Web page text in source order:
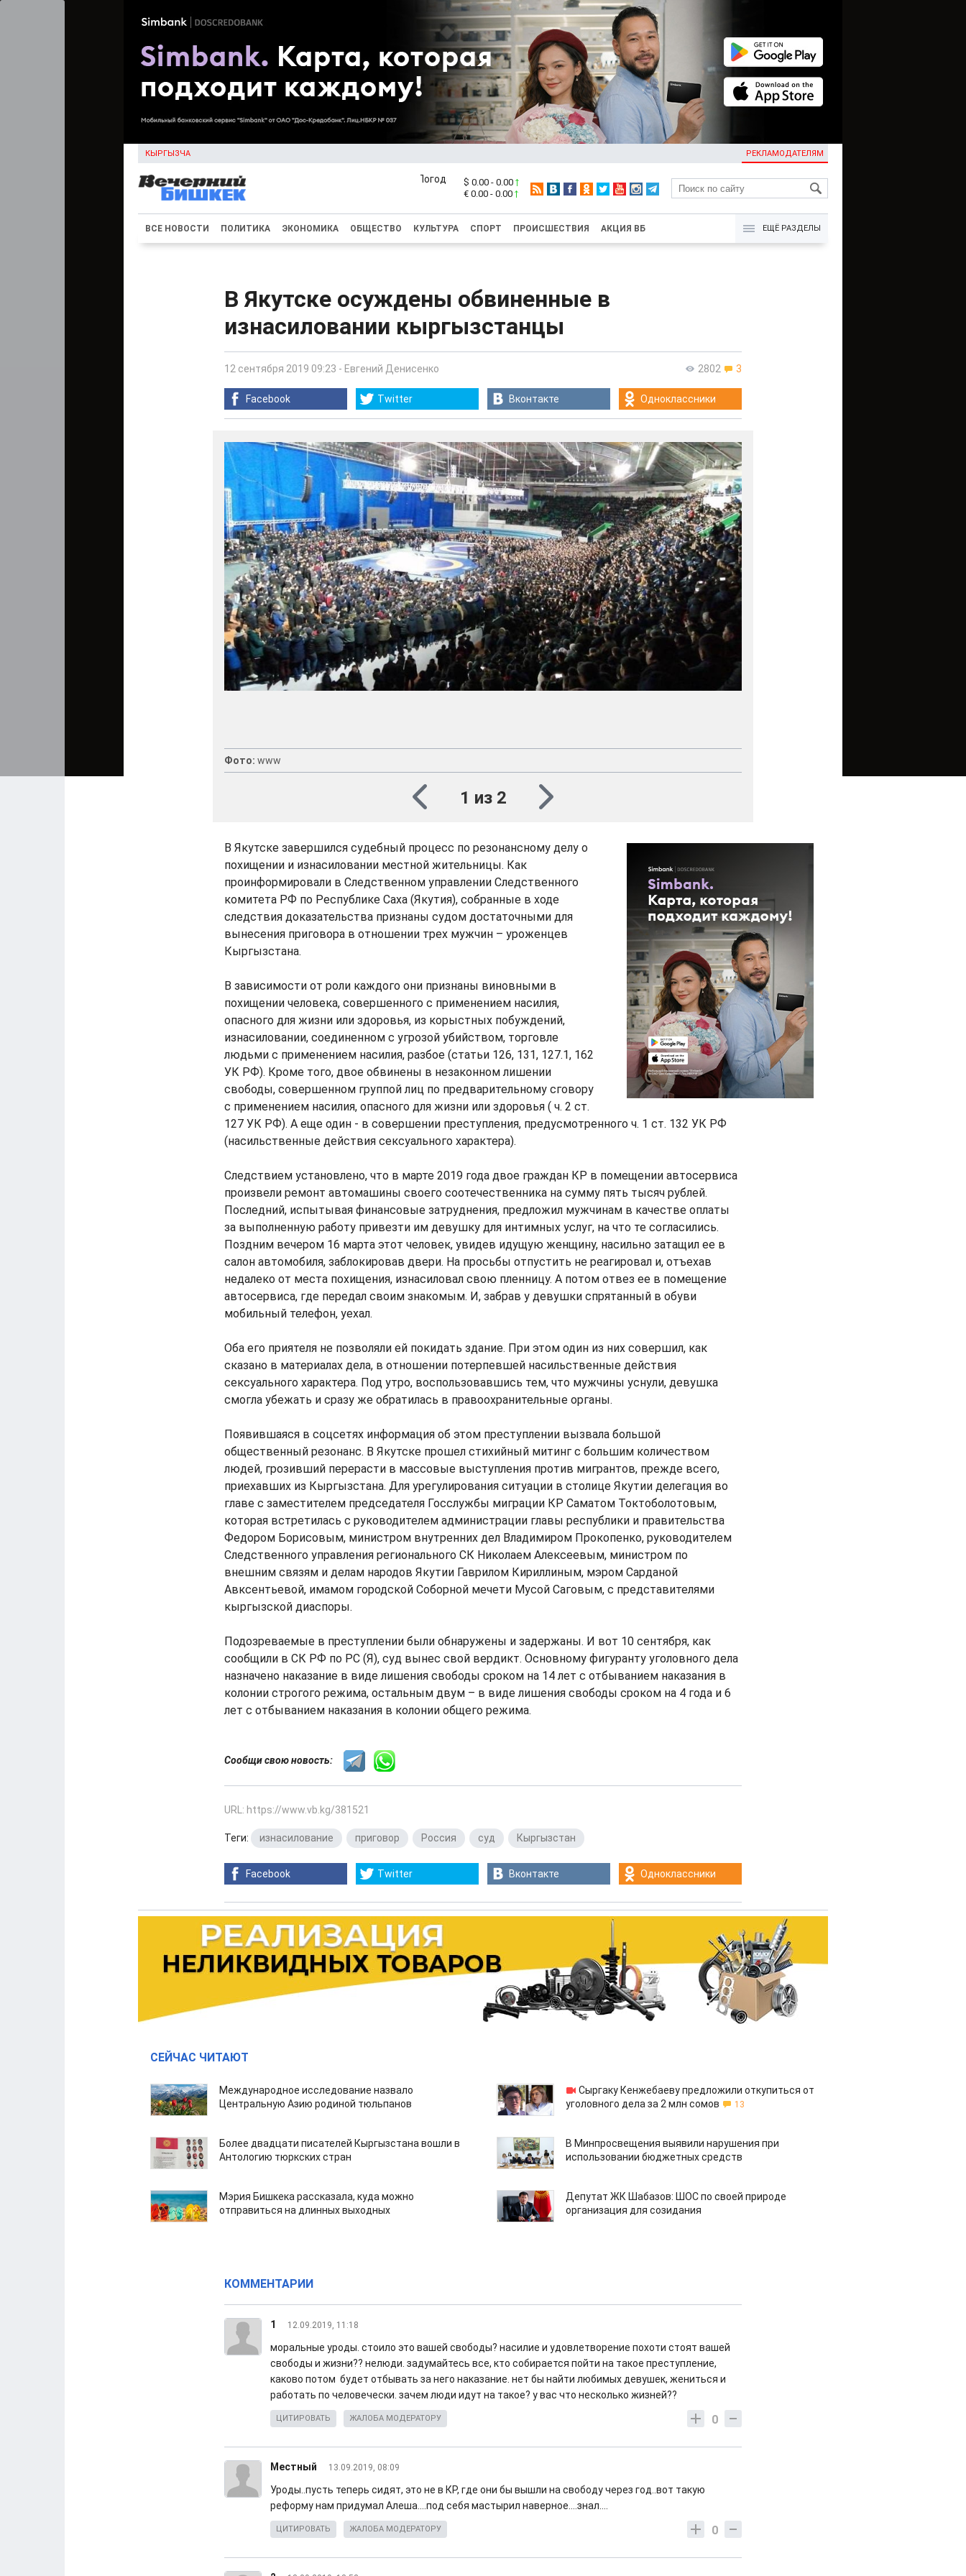
КЫРГЫЗЧА РЕКЛАМОДАТЕЛЯМ
KG
$ 0.00 - 0.00
€ 0.00 - 0.00
ВСЕ НОВОСТИ ПОЛИТИКА ЭКОНОМИКА ОБЩЕСТВО КУЛЬТУРА СПОРТ ПРОИСШЕСТВИЯ АКЦИЯ ВБ ЕЩЁ РАЗДЕЛЫ
В Якутске осуждены обвиненные в
изнасиловании кыргызстанцы
2802 3
12 сентября 2019 09:23 - Евгений Денисенко
Facebook Twitter Вконтакте Одноклассники
Фото: www
1 из 2
В Якутске завершился судебный процесс по резонансному делу о
похищении и изнасиловании местной жительницы. Как
проинформировали в Следственном управлении Следственного
комитета РФ по Республике Саха (Якутия), собранные в ходе
следствия доказательства признаны судом достаточными для
вынесения приговора в отношении трех мужчин – уроженцев
Кыргызстана.
В зависимости от роли каждого они признаны виновными в
похищении человека, совершенного с применением насилия,
опасного для жизни или здоровья, из корыстных побуждений,
изнасиловании, соединенном с угрозой убийством, торговле
людьми с применением насилия, разбое (статьи 126, 131, 127.1, 162
УК РФ). Кроме того, двое обвинены в незаконном лишении
свободы, совершенном группой лиц по предварительному сговору
с применением насилия, опасного для жизни или здоровья ( ч. 2 ст.
127 УК РФ). А еще один - в совершении преступления, предусмотренного ч. 1 ст. 132 УК РФ
(насильственные действия сексуального характера).
Следствием установлено, что в марте 2019 года двое граждан КР в помещении автосервиса
произвели ремонт автомашины своего соотечественника на сумму пять тысяч рублей.
Последний, испытывая финансовые затруднения, предложил мужчинам в качестве оплаты
за выполненную работу привезти им девушку для интимных услуг, на что те согласились.
Поздним вечером 16 марта этот человек, увидев идущую женщину, насильно затащил ее в
салон автомобиля, заблокировав двери. На просьбы отпустить не реагировал и, отъехав
недалеко от места похищения, изнасиловал свою пленницу. А потом отвез ее в помещение
автосервиса, где передал своим знакомым. И, забрав у девушки спрятанный в обуви
мобильный телефон, уехал.
Оба его приятеля не позволяли ей покидать здание. При этом один из них совершил, как
сказано в материалах дела, в отношении потерпевшей насильственные действия
сексуального характера. Под утро, воспользовавшись тем, что мужчины уснули, девушка
смогла убежать и сразу же обратилась в правоохранительные органы.
Появившаяся в соцсетях информация об этом преступлении вызвала большой
общественный резонанс. В Якутске прошел стихийный митинг с большим количеством
людей, грозивший перерасти в массовые выступления против мигрантов, прежде всего,
приехавших из Кыргызстана. Для урегулирования ситуации в столице Якутии делегация во
главе с заместителем председателя Госслужбы миграции КР Саматом Токтоболотовым,
которая встретилась с руководителем администрации главы республики и правительства
Федором Борисовым, министром внутренних дел Владимиром Прокопенко, руководителем
Следственного управления регионального СК Николаем Алексеевым, министром по
внешним связям и делам народов Якутии Гаврилом Кириллиным, мэром Сарданой
Авксентьевой, имамом городской Соборной мечети Мусой Саговым, с представителями
кыргызской диаспоры.
Подозреваемые в преступлении были обнаружены и задержаны. И вот 10 сентября, как
сообщили в СК РФ по РС (Я), суд вынес свой вердикт. Основному фигуранту уголовного дела
назначено наказание в виде лишения свободы сроком на 14 лет с отбыванием наказания в
колонии строгого режима, остальным двум – в виде лишения свободы сроком на 4 года и 6
лет с отбыванием наказания в колонии общего режима.
Сообщи свою новость:
URL: https://www.vb.kg/381521
Теги: изнасилование приговор Россия суд Кыргызстан
Facebook Twitter Вконтакте Одноклассники
СЕЙЧАС ЧИТАЮТ
Международное исследование назвало
Центральную Азию родиной тюльпанов
Сыргаку Кенжебаеву предложили откупиться от
уголовного дела за 2 млн сомов
13
Более двадцати писателей Кыргызстана вошли в
Антологию тюркских стран
В Минпросвещения выявили нарушения при
использовании бюджетных средств
Мэрия Бишкека рассказала, куда можно
отправиться на длинных выходных
Депутат ЖК Шабазов: ШОС по своей природе
организация для созидания
КОММЕНТАРИИ
1 12.09.2019, 11:18
моральные уроды. стоило это вашей свободы? насилие и удовлетворение похоти стоят вашей
свободы и жизни?? нелюди. задумайтесь все, кто собирается пойти на такое преступление,
каково потом будет отбывать за него наказание. нет бы найти любимых девушек, жениться и
работать по человечески. зачем люди идут на такое? у вас что несколько жизней??
0
ЦИТИРОВАТЬ ЖАЛОБА МОДЕРАТОРУ
Местный 13.09.2019, 08:09
Уроды..пусть теперь сидят, это не в КР, где они бы вышли на свободу через год..вот такую
реформу нам придумал Алеша....под себя мастырил наверное....знал....
0
ЦИТИРОВАТЬ ЖАЛОБА МОДЕРАТОРУ